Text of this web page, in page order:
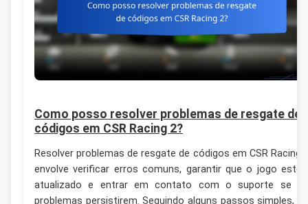
Como posso resolver problemas de resgate de
códigos em CSR Racing 2?
Resolver problemas de resgate de códigos em CSR Racing
envolve verificar erros comuns, garantir que o jogo
atualizado e entrar em contato com o suporte se
problemas persistirem. Seguindo alguns passos simples,